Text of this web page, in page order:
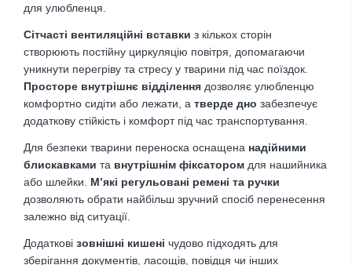
для улюбленця.
Сітчасті вентиляційні вставки з кількох сторін
створюють постійну циркуляцію повітря, допомагаючи
уникнути перегріву та стресу у тварини під час поїздок.
Просторе внутрішнє відділення дозволяє улюбленцю
комфортно сидіти або лежати, а тверде дно забезпечує
додаткову стійкість і комфорт під час транспортування.
Для безпеки тварини переноска оснащена надійними
блискавками та внутрішнім фіксатором для нашийника
або шлейки. М’які регульовані ремені та ручки
дозволяють обрати найбільш зручний спосіб перенесення
залежно від ситуації.
Додаткові зовнішні кишені чудово підходять для
зберігання документів, ласощів, повідця чи інших